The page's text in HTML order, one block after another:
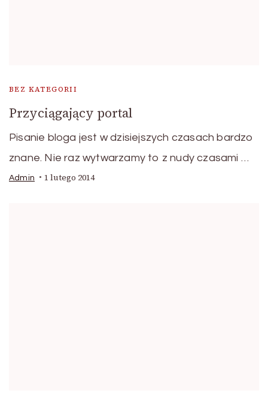
BEZ KATEGORII
Przyciągający portal
Pisanie bloga jest w dzisiejszych czasach bardzo
znane. Nie raz wytwarzamy to z nudy czasami …
Admin 1 lutego 2014